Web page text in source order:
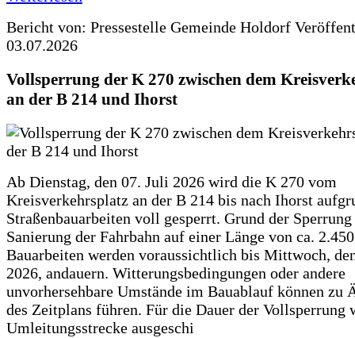
Bericht von: Pressestelle Gemeinde Holdorf
03.07.2026
Vollsperrung der K 270 zwischen dem
an der B 214 und Ihorst
Ab Dienstag, den 07. Juli 2026 wird die K 270 vom
Kreisverkehrsplatz an der B 214 bis nach Ihorst
Straßenbauarbeiten voll gesperrt. Grund der
Sanierung der Fahrbahn auf einer Länge von ca.
Bauarbeiten werden voraussichtlich bis Mittwoch,
2026, andauern. Witterungsbedingungen oder andere
unvorhersehbare Umstände im Bauablauf können zu
des Zeitplans führen. Für die Dauer der Vollsperrung
Umleitungsstrecke ausgeschi